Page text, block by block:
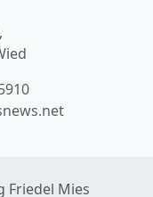
Friedel Mies